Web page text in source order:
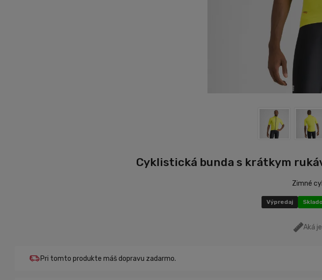
Cyklistická bunda s krátkym
Zimné
Výpredaj
Aká
Pri tomto produkte máš dopravu zadarmo.